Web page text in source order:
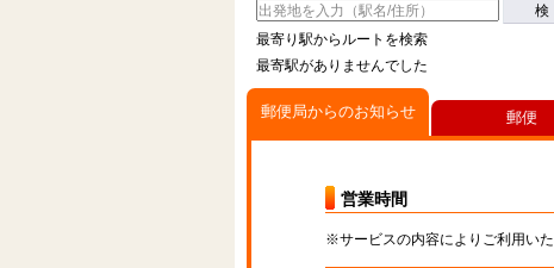
最寄り駅からルートを検索
最寄駅がありませんでした
郵便局からのお知らせ
営業時間
※サービスの内容によりご利用い
郵便